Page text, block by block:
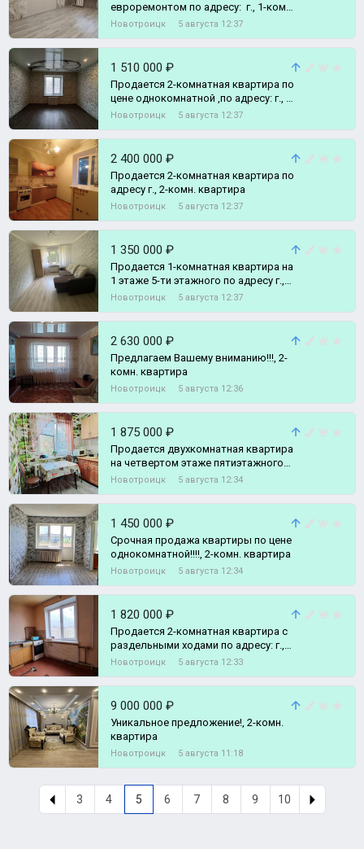
евроремонтом по адресу: г., 1-комн.
квартира
Новотроицк 5 августа 12:37
1 510 000 ₽
Продается 2-комнатная квартира по
цене однокомнатной ,по адресу: г., 2-
комн. квартира
Новотроицк 5 августа 12:37
2 400 000 ₽
Продается 2-комнатная квартира по
адресу г., 2-комн. квартира
Новотроицк 5 августа 12:37
1 350 000 ₽
Продается 1-комнатная квартира на
1 этаже 5-ти этажного по адресу г.,
1-комн. квартира
Новотроицк 5 августа 12:37
2 630 000 ₽
Предлагаем Вашему вниманию!!!, 2-
комн. квартира
Новотроицк 5 августа 12:36
1 875 000 ₽
Продается двухкомнатная квартира
на четвертом этаже пятиэтажного
дома по адресу ул., 2-комн.
Новотроицк 5 августа 12:34
1 450 000 ₽
Срочная продажа квартиры по цене
однокомнатной!!!!, 2-комн. квартира
Новотроицк 5 августа 12:34
1 820 000 ₽
Продается 2-комнатная квартира с
раздельными ходами по адресу: г.,
2-комн. квартира
Новотроицк 5 августа 12:33
9 000 000 ₽
Уникальное предложение!, 2-комн.
квартира
Новотроицк 5 августа 11:18
3 4 5 6 7 8 9 10